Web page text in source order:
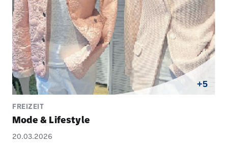
+5
FREIZEIT
Mode & Life­style
20.03.2026